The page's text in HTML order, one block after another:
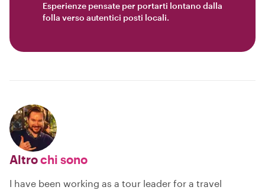
Esperienze pensate per portarti lontano dalla
folla verso autentici posti locali.
Altrochi sono
I have been working as a tour leader for a travel